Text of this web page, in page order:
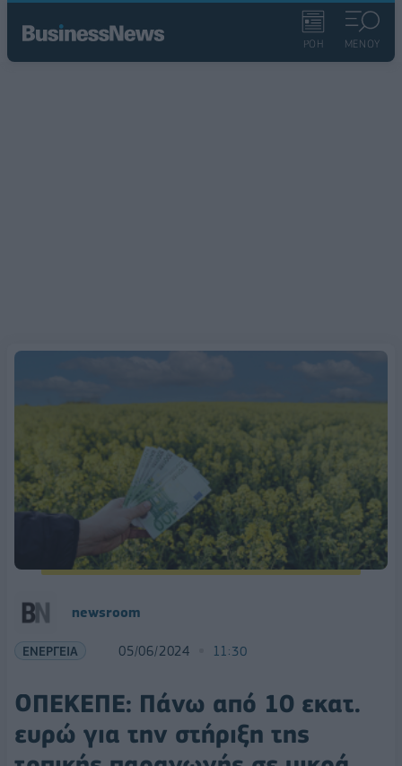
ΡΟΗ ΜΕΝΟΥ
newsroom
ΕΝΕΡΓΕΙΑ 05/06/2024 11:30
ΟΠΕΚΕΠΕ: Πάνω από 10 εκατ.
ευρώ για την στήριξη της